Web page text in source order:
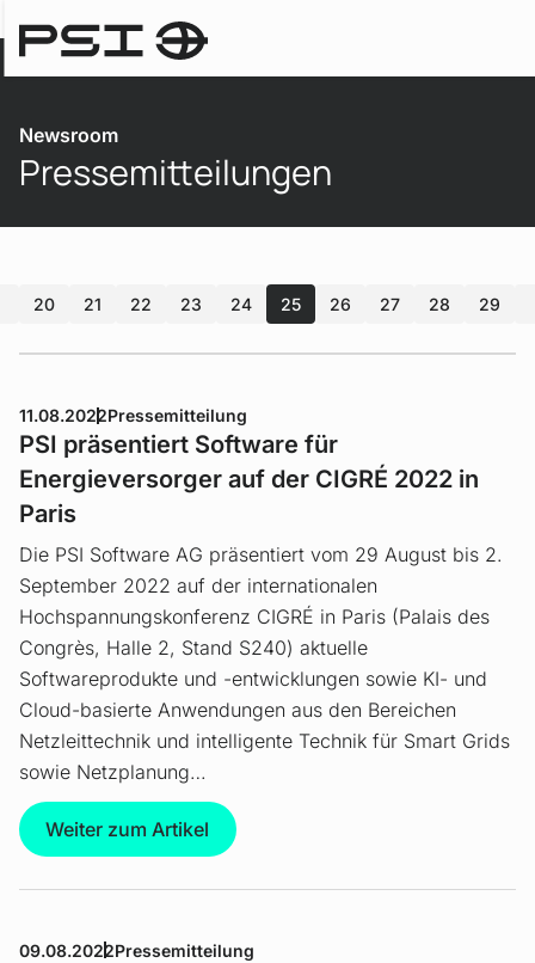
Newsroom
Pressemitteilungen
20 21 22 23 24 25 26 27 28 29
11.08.2022Pressemitteilung
PSI präsentiert Software für
Energieversorger auf der CIGRÉ 2022 in
Paris
Die PSI Software AG präsentiert vom 29 August bis 2.
September 2022 auf der internationalen
Hochspannungskonferenz CIGRÉ in Paris (Palais des
Congrès, Halle 2, Stand S240) aktuelle
Softwareprodukte und -entwicklungen sowie KI- und
Cloud-basierte Anwendungen aus den Bereichen
Netzleittechnik und intelligente Technik für Smart Grids
sowie Netzplanung…
Weiter zum Artikel
09.08.2022Pressemitteilung